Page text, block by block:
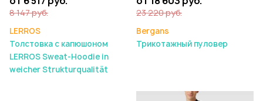
8 147 руб.
LERROS
Толстовка с капюшоном
LERROS Sweat-Hoodie in
weicher Strukturqualität
23 220 руб.
Bergans
Трикотажный пуловер